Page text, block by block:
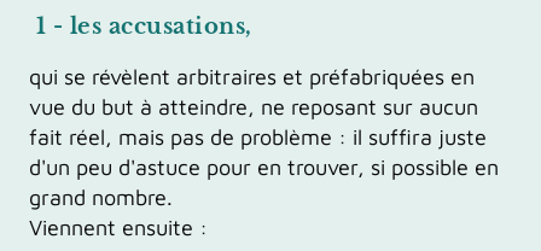
1 - les accusations,
qui se révèlent arbitraires et préfabriquées en
vue du but à atteindre, ne reposant sur aucun
fait réel, mais pas de problème : il suffira juste
d'un peu d'astuce pour en trouver, si possible en
grand nombre.
Viennent ensuite :